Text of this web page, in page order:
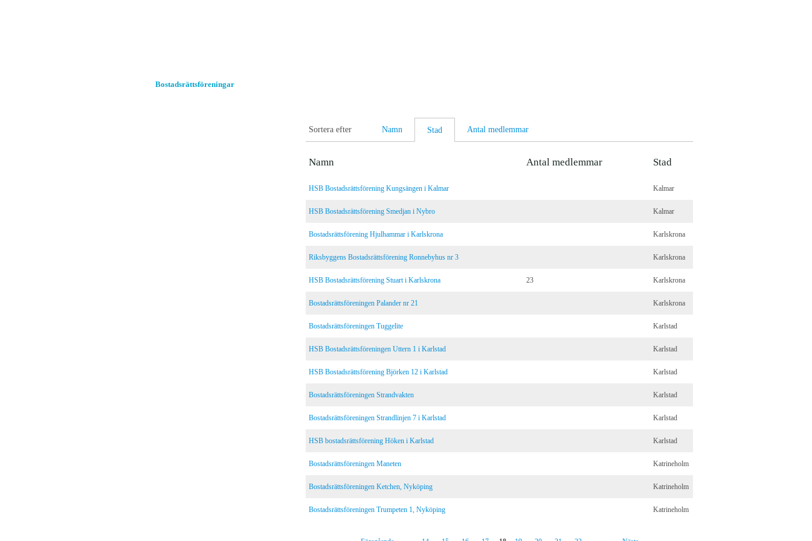
Bostadsrättsföreningar
Sortera efter Namn Stad Antal medlemmar
Namn Antal medlemmar Stad
HSB Bostadsrättsförening Kungsängen i Kalmar Kalmar
HSB Bostadsrättsförening Smedjan i Nybro Kalmar
Bostadsrättsförening Hjulhammar i Karlskrona Karlskrona
Riksbyggens Bostadsrättsförening Ronnebyhus nr 3 Karlskrona
HSB Bostadsrättsförening Stuart i Karlskrona 23 Karlskrona
Bostadsrättsföreningen Palander nr 21 Karlskrona
Bostadsrättsföreningen Tuggelite Karlstad
HSB Bostadsrättsföreningen Uttern 1 i Karlstad Karlstad
HSB Bostadsrättsförening Björken 12 i Karlstad Karlstad
Bostadsrättsföreningen Strandvakten Karlstad
Bostadsrättsföreningen Strandlinjen 7 i Karlstad Karlstad
HSB bostadsrättsförening Höken i Karlstad Karlstad
Bostadsrättsföreningen Maneten Katrineholm
Bostadsrättsföreningen Ketchen, Nyköping Katrineholm
Bostadsrättsföreningen Trumpeten 1, Nyköping Katrineholm